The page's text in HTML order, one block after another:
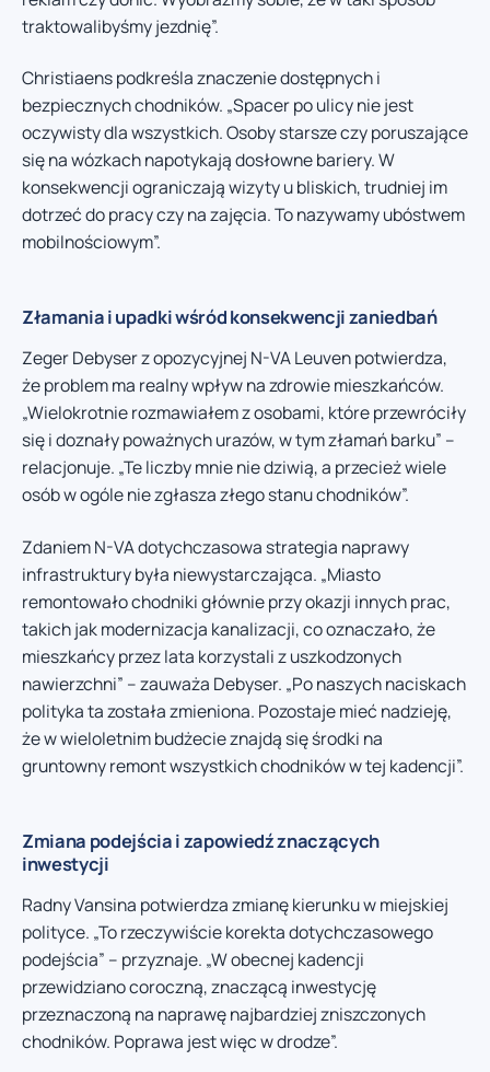
traktowalibyśmy jezdnię”.
Christiaens podkreśla znaczenie dostępnych i
bezpiecznych chodników. „Spacer po ulicy nie jest
oczywisty dla wszystkich. Osoby starsze czy poruszające
się na wózkach napotykają dosłowne bariery. W
konsekwencji ograniczają wizyty u bliskich, trudniej im
dotrzeć do pracy czy na zajęcia. To nazywamy ubóstwem
mobilnościowym”.
Złamania i upadki wśród konsekwencji zaniedbań
Zeger Debyser z opozycyjnej N-VA Leuven potwierdza,
że problem ma realny wpływ na zdrowie mieszkańców.
„Wielokrotnie rozmawiałem z osobami, które przewróciły
się i doznały poważnych urazów, w tym złamań barku” –
relacjonuje. „Te liczby mnie nie dziwią, a przecież wiele
osób w ogóle nie zgłasza złego stanu chodników”.
Zdaniem N-VA dotychczasowa strategia naprawy
infrastruktury była niewystarczająca. „Miasto
remontowało chodniki głównie przy okazji innych prac,
takich jak modernizacja kanalizacji, co oznaczało, że
mieszkańcy przez lata korzystali z uszkodzonych
nawierzchni” – zauważa Debyser. „Po naszych naciskach
polityka ta została zmieniona. Pozostaje mieć nadzieję,
że w wieloletnim budżecie znajdą się środki na
gruntowny remont wszystkich chodników w tej kadencji”.
Zmiana podejścia i zapowiedź znaczących
inwestycji
Radny Vansina potwierdza zmianę kierunku w miejskiej
polityce. „To rzeczywiście korekta dotychczasowego
podejścia” – przyznaje. „W obecnej kadencji
przewidziano coroczną, znaczącą inwestycję
przeznaczoną na naprawę najbardziej zniszczonych
chodników. Poprawa jest więc w drodze”.